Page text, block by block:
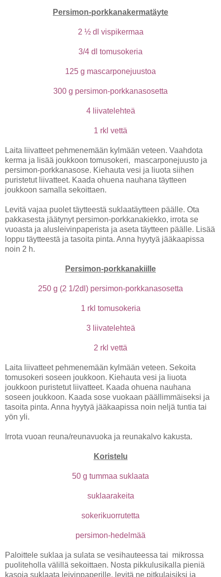
Persimon-porkkanakermatäyte
2 ½ dl vispikermaa
3/4 dl tomusokeria
125 g mascarponejuustoa
300 g persimon-porkkanasosetta
4 liivatelehteä
1 rkl vettä
Laita liivatteet pehmenemään kylmään veteen. Vaahdota
kerma ja lisää joukkoon tomusokeri, mascarponejuusto ja
persimon-porkkanasose. Kiehauta vesi ja liuota siihen
puristetut liivatteet. Kaada ohuena nauhana täytteen
joukkoon samalla sekoittaen.
Levitä vajaa puolet täytteestä suklaatäytteen päälle. Ota
pakkasesta jäätynyt persimon-porkkanakiekko, irrota se
vuoasta ja alusleivinpaperista ja aseta täytteen päälle. Lisää
loppu täytteestä ja tasoita pinta. Anna hyytyä jääkaapissa
noin 2 h.
Persimon-porkkanakiille
250 g (2 1/2dl) persimon-porkkanasosetta
1 rkl tomusokeria
3 liivatelehteä
2 rkl vettä
Laita liivatteet pehmenemään kylmään veteen. Sekoita
tomusokeri soseen joukkoon. Kiehauta vesi ja liuota
joukkoon puristetut liivatteet. Kaada ohuena nauhana
soseen joukkoon. Kaada sose vuokaan päällimmäiseksi ja
tasoita pinta. Anna hyytyä jääkaapissa noin neljä tuntia tai
yön yli.
Irrota vuoan reuna/reunavuoka ja reunakalvo kakusta.
Koristelu
50 g tummaa suklaata
suklaarakeita
sokerikuorrutetta
persimon-hedelmää
Paloittele suklaa ja sulata se vesihauteessa tai mikrossa
puoliteholla välillä sekoittaen. Nosta pikkulusikalla pieniä
kasoja suklaata leivinpaperille, levitä ne pitkulaisiksi ja